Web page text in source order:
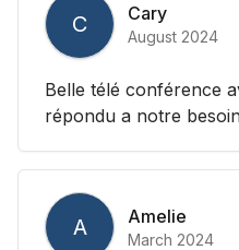
C Cary
August 2024
Belle télé conférence
répondu a notre
A Amelie
March 2024